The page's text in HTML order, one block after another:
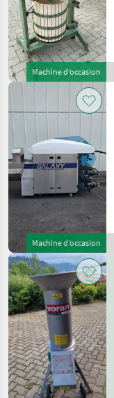
Machine d’occasion
Machine d’occasion